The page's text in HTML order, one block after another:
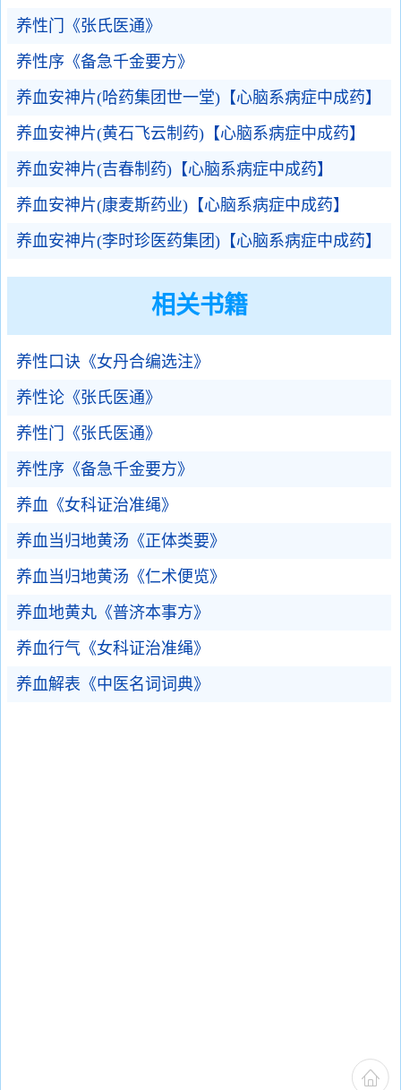
养性门《张氏医通》
养性序《备急千金要方》
养血安神片(哈药集团世一堂)【心脑系病症中成药】
养血安神片(黄石飞云制药)【心脑系病症中成药】
养血安神片(吉春制药)【心脑系病症中成药】
养血安神片(康麦斯药业)【心脑系病症中成药】
养血安神片(李时珍医药集团)【心脑系病症中成药】
相关书籍
养性口诀《女丹合编选注》
养性论《张氏医通》
养性门《张氏医通》
养性序《备急千金要方》
养血《女科证治准绳》
养血当归地黄汤《正体类要》
养血当归地黄汤《仁术便览》
养血地黄丸《普济本事方》
养血行气《女科证治准绳》
养血解表《中医名词词典》